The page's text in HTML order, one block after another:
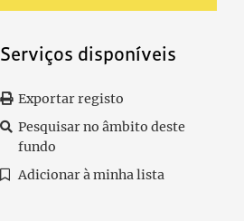
Serviços disponíveis
Exportar registo
Pesquisar no âmbito deste
fundo
Adicionar à minha lista